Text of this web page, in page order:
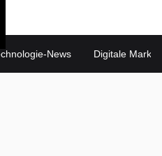
News Digitale